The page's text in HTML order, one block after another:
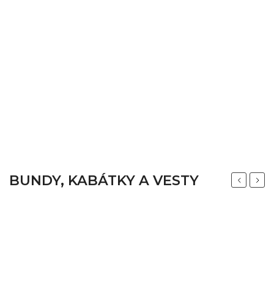
BUNDY, KABÁTKY A VESTY Previous
Next